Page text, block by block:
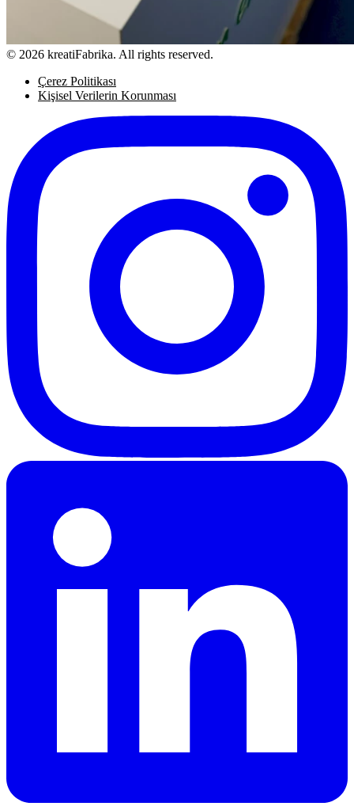
© 2026 kreatiFabrika. All rights reserved.
Çerez Politikası
Kişisel Verilerin Korunması